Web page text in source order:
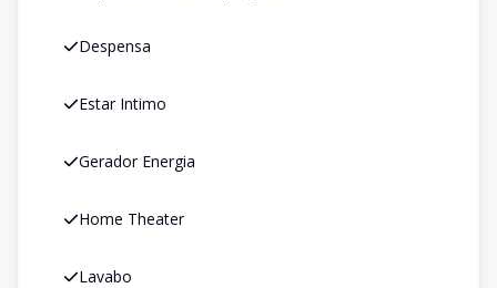
Despensa
Estar Intimo
Gerador Energia
Home Theater
Lavabo